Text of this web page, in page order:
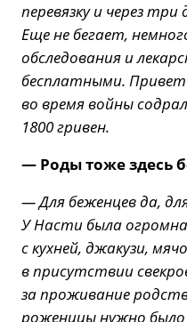
перевязку и через
Еще не бегает,
обследования и
бесплатными. Привет
во время войны
1800 гривен.
— Роды тоже здесь
— Для беженцев да,
У Насти была
с кухней, джакузи,
в присутствии
за проживание
роженицы нужно